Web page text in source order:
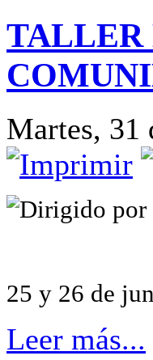
TALLER
Martes, 31
Dirigido por
25 y 26 de
Leer más...